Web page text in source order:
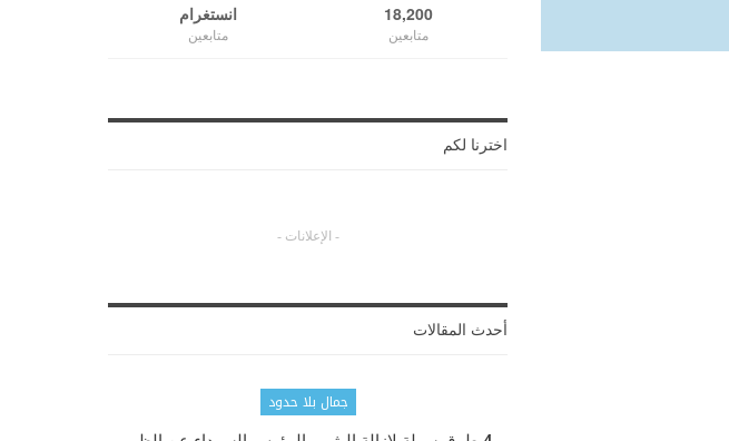
18,200
متابعين
انستغرام
متابعين
اخترنا لكم
- الإعلانات -
أحدث المقالات
جمال بلا حدود